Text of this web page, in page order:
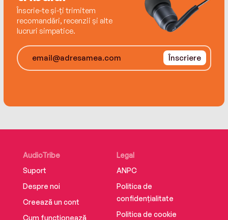
ISBN 978-606-639-581-6
Înscrie-te și-ți trimitem
recomandări, recenzii și alte
lucruri simpatice.
Înscriere
AudioTribe
Suport
Despre noi
Creează un cont
Cum funcționează
Legal
ANPC
Politica de
confidențialitate
Politica de cookie